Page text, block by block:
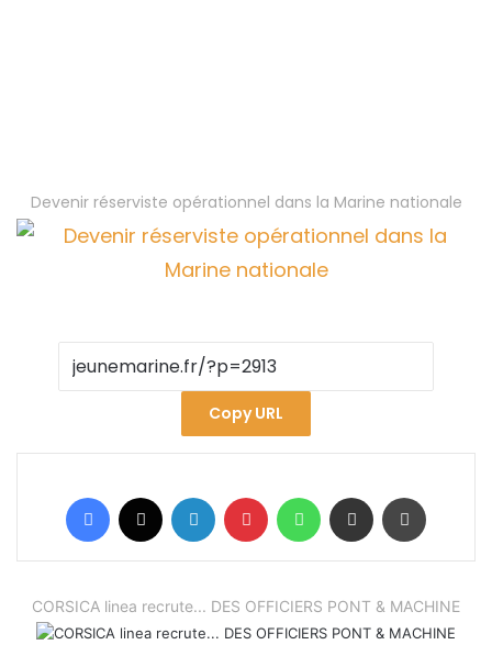
Devenir réserviste opérationnel dans la Marine nationale
Copy URL
Facebook Linkedin Pinterest WhatsAppPartager par email
CORSICA linea recrute... DES OFFICIERS PONT & MACHINE